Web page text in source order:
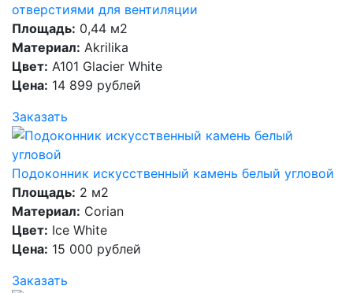
отверстиями для вентиляции
Площадь: 0,44 м2
Материал: Akrilika
Цвет: A101 Glacier White
Цена: 14 899 рублей
Заказать
Подоконник искусственный камень белый угловой
Площадь: 2 м2
Материал: Corian
Цвет: Ice White
Цена: 15 000 рублей
Заказать